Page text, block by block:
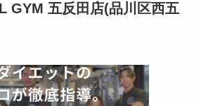
GYM 五反田店(品川区西五